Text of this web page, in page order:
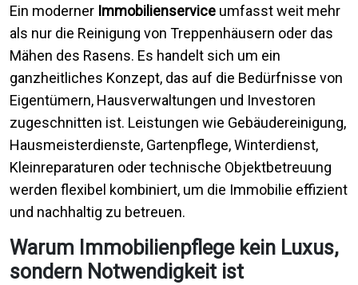
Ein moderner Immobilienservice umfasst weit mehr
als nur die Reinigung von Treppenhäusern oder das
Mähen des Rasens. Es handelt sich um ein
ganzheitliches Konzept, das auf die Bedürfnisse von
Eigentümern, Hausverwaltungen und Investoren
zugeschnitten ist. Leistungen wie Gebäudereinigung,
Hausmeisterdienste, Gartenpflege, Winterdienst,
Kleinreparaturen oder technische Objektbetreuung
werden flexibel kombiniert, um die Immobilie effizient
und nachhaltig zu betreuen.
Warum Immobilienpflege kein Luxus,
sondern Notwendigkeit ist